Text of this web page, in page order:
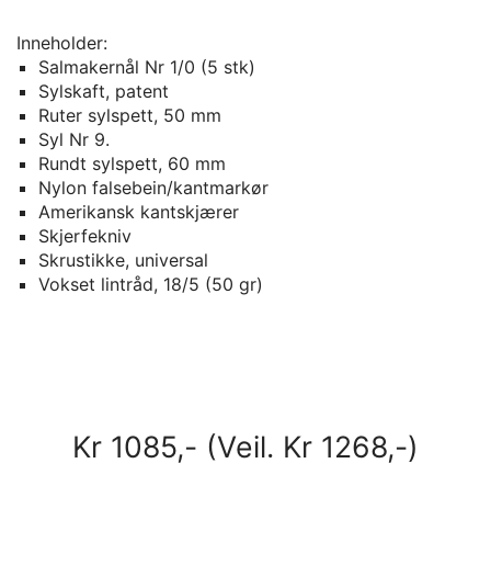
Inneholder:
Salmakernål Nr 1/0 (5 stk)
Sylskaft, patent
Ruter sylspett, 50 mm
Syl Nr 9.
Rundt sylspett, 60 mm
Nylon falsebein/kantmarkør
Amerikansk kantskjærer
Skjerfekniv
Skrustikke, universal
Vokset lintråd, 18/5 (50 gr)
Kr 1085,- (Veil. Kr 1268,-)